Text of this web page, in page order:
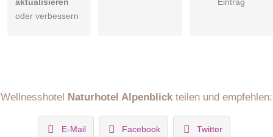
oder verbessern
Wellnesshotel Naturhotel Alpenblick teilen und empfehlen:
E-Mail Facebook Twitter